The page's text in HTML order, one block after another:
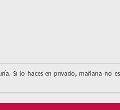
Si lo haces en privado, mañana no